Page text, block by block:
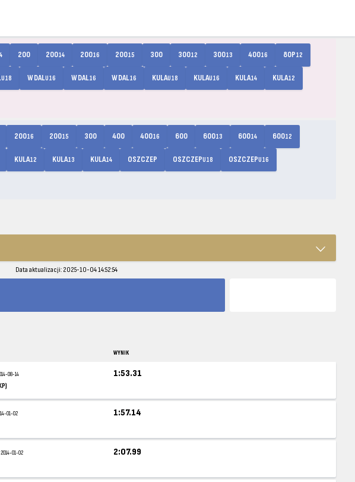
200 20014 20016 20015 300 30012 30013 40016 80P12
U18 W DALU16 W DAL16 W DAL16 KULAU18 KULAU16 KULA14 KULA12
20016 20015 300 400 40016 600 60013 60014 60012
KULA12 KULA13 KULA14 OSZCZEP OSZCZEPU18 OSZCZEPU16
Data aktualizacji: 2025-10-04 14:52:54
WYNIK
08-14 1:53.31
01-02 1:57.14
2014-01-02 2:07.99